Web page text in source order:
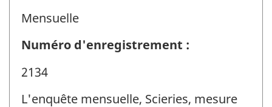
Mensuelle
Numéro d'enregistrement :
2134
L'enquête mensuelle, Scieries, mesure